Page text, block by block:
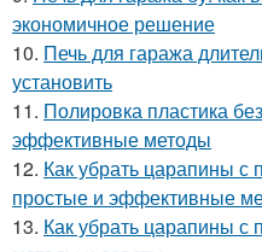
экономичное решение
10. Печь для гаража
установить
11. Полировка пластика
эффективные методы
12. Как убрать царапины с
простые и эффективные
13. Как убрать царапины с